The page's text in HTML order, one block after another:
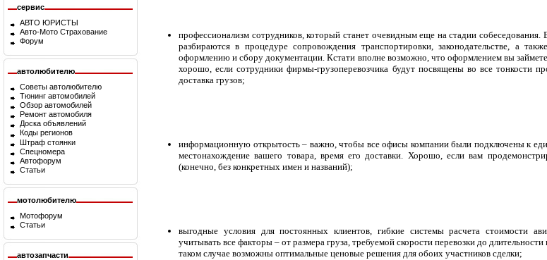
сервис
АВТО ЮРИСТЫ
Авто-Мото Страхование
Форум
автолюбителю
Советы автолюбителю
Тюнинг автомобилей
Обзор автомобилей
Ремонт автомобиля
Доска объявлений
Коды регионов
Штраф стоянки
Спецномера
Автофорум
Статьи
мотолюбителю
Мотофорум
Статьи
автозапчасти
профессионализм сотрудников, который станет очевидным еще на стадии
разбираются в процедуре сопровождения транспортировки, законодательстве, а
оформлению и сбору документации. Кстати вполне возможно, что оформлением вы
хорошо, если сотрудники фирмы-грузоперевозчика будут посвящены во все тонкости
доставка грузов;
информационную открытость – важно, чтобы все офисы компании были подключены к
местонахождение вашего товара, время его доставки. Хорошо, если вам
(конечно, без конкретных имен и названий);
выгодные условия для постоянных клиентов, гибкие системы расчета стоимости
учитывать все факторы – от размера груза, требуемой скорости перевозки до
таком случае возможны оптимальные ценовые решения для обоих участников сделки;